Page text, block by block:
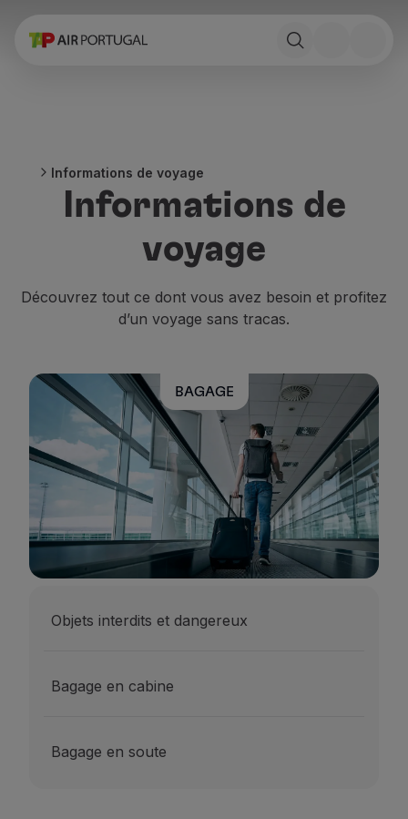
Réserver
Stopover
Informations de voyage
Besoins spéciaux
Voyager avec des animaux
Bébés et enfants
Femmes enceintes
Vols en Business
Vols en Economy Prime
Vols en Economy
Repas à bord
Divertissements
Wi-Fi
Gérer de réservation
Gestion des Réserves
Extras et Upgrades
Facture en ligne
Extras
Enregistrement
Programme TAP Miles&Go
Informations de voyage
Informations de
voyage
Découvrez tout ce dont vous avez besoin et profitez
d’un voyage sans tracas.
BAGAGE
Objets interdits et dangereux
Bagage en cabine
Bagage en soute